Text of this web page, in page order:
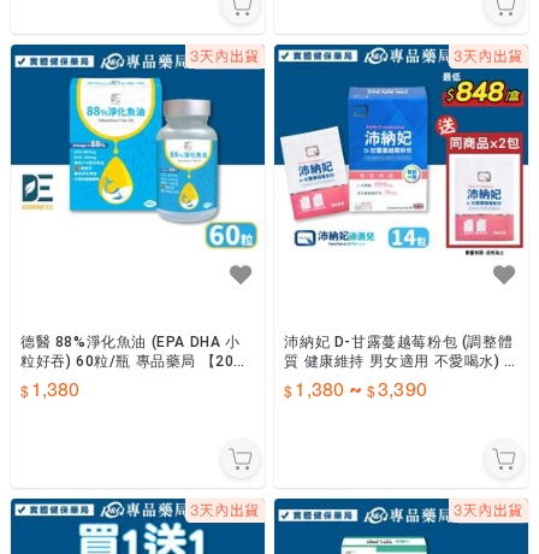
德醫 88%淨化魚油 (EPA DHA 小
粒好吞) 60粒/瓶 專品藥局 【2033
928】
1,380
沛納妃 D-甘露蔓越莓粉包 (調整體
質 健康維持 男女適用 不愛喝水) 1
4包/盒 專品藥局
1,380 ~ 3,390